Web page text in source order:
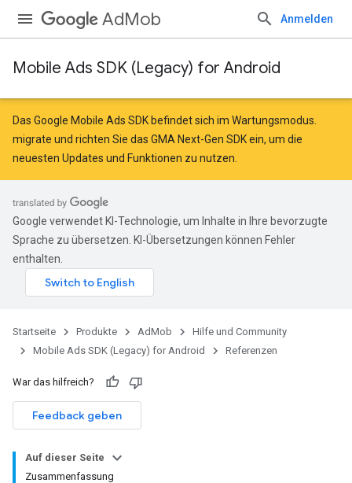
AdMob Anmelden
Mobile Ads SDK (Legacy) for Android
Das Google Mobile Ads SDK befindet sich im Wartungsmodus.
migrate und richten Sie das GMA Next-Gen SDK ein, um die
neuesten Updates und Funktionen zu nutzen.
Google verwendet KI-Technologie, um Inhalte in Ihre bevorzugte
Sprache zu übersetzen. KI-Übersetzungen können Fehler
enthalten.
Startseite Produkte AdMob
Hilfe und Community
Mobile Ads SDK (Legacy) for Android
Referenzen
War das hilfreich?
Feedback geben
Auf dieser Seite
Zusammenfassung